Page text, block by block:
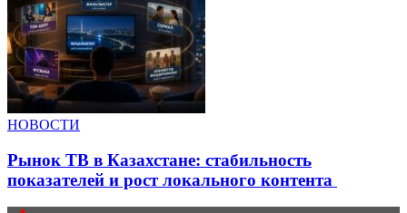
НОВОСТИ
Рынок ТВ в Казахстане: стабильность
показателей и рост локального контента